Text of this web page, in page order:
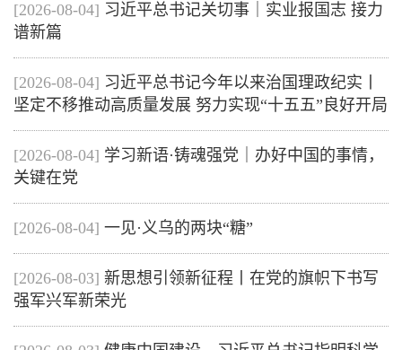
[2026-08-04] 习近平总书记关切事｜实业报国志 接力
谱新篇
[2026-08-04] 习近平总书记今年以来治国理政纪实丨
坚定不移推动高质量发展 努力实现“十五五”良好开局
[2026-08-04] 学习新语·铸魂强党｜办好中国的事情，
关键在党
[2026-08-04] 一见·义乌的两块“糖”
[2026-08-03] 新思想引领新征程丨在党的旗帜下书写
强军兴军新荣光